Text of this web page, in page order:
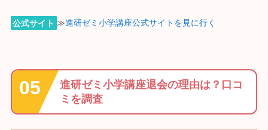
公式サイト ≫進研ゼミ小学講座公式サイトを見に行く
進研ゼミ小学講座退会の理由は？口コ
ミを調査